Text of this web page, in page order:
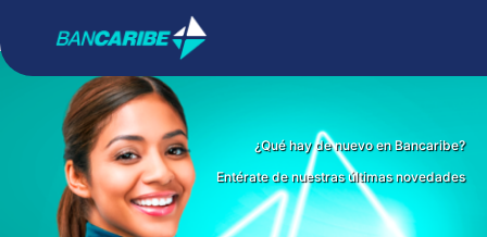
¿Qué hay de nuevo en Bancaribe?
Entérate de nuestras últimas novedades